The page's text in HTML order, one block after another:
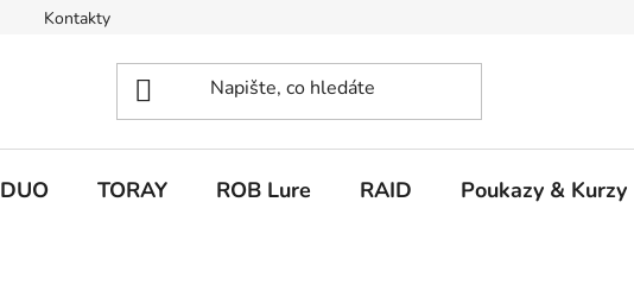
Kontakty
DUO TORAY ROB Lure RAID Poukazy & Kurzy